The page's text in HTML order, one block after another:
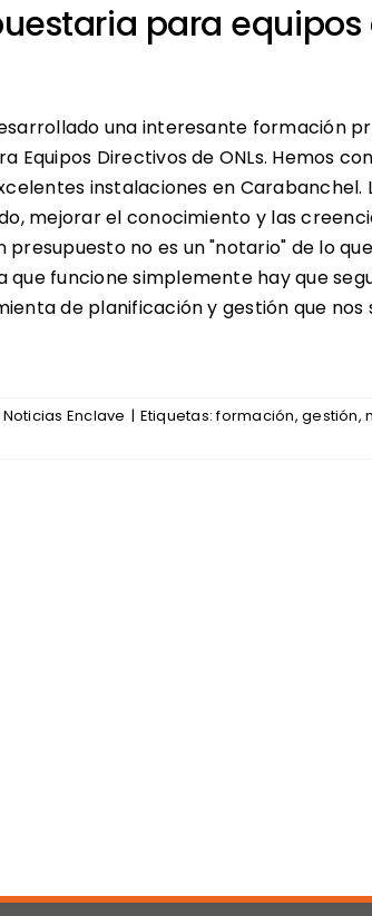
para
una interesante formación
Equipos Directivos de ONLs. Hemos
instalaciones en
mejorar el conocimiento y las
presupuesto no es un "notario" de lo
funcione simplemente hay que
de planificación y gestión que
Noticias Enclave | Etiquetas:formación,gestión,